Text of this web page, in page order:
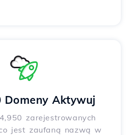
Domeny Aktywuj
zarejestrowanych
jest zaufaną nazwą w